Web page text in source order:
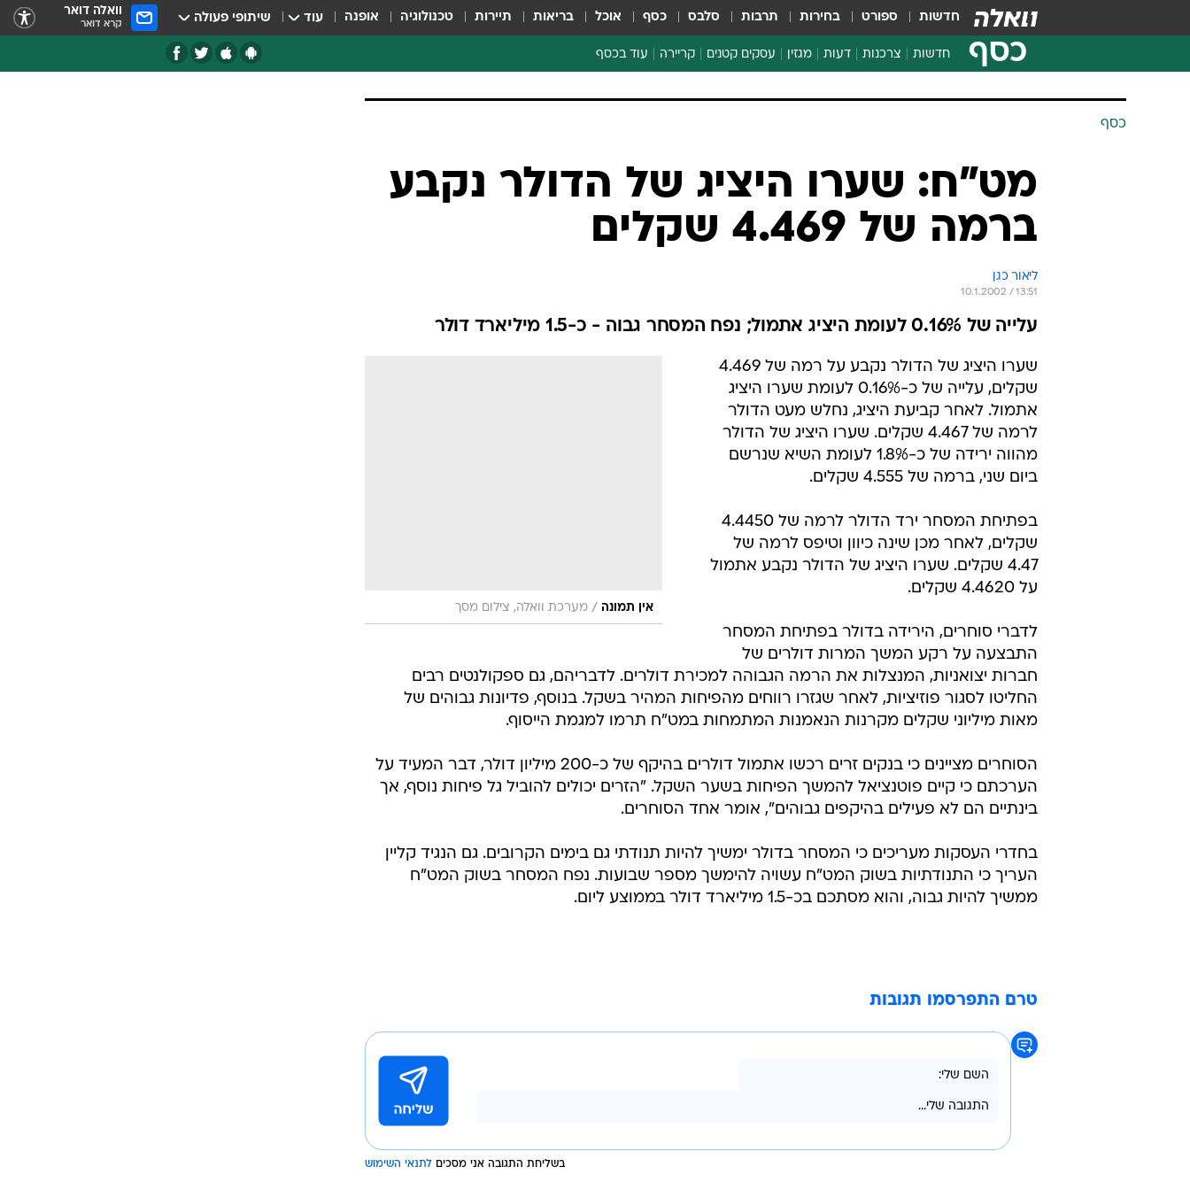
חדשות ספורט בחירות תרבות סלבס כסף אוכל בריאות תיירות טכנולוגיה אופנה עוד שיתופי פעולה וואלה דואר
קרא דואר
כסף חדשות צרכנות
צרכנות פיננסית
דעות מגזין עסקים קטנים קריירה עוד בכסף
קריפטו
ספורט ביזנס
כסף
מט"ח: שערו היציג של הדולר נקבע
ברמה של 4.469 שקלים
ליאור כגן
10.1.2002 / 13:51
עלייה של 0.16% לעומת היציג אתמול; נפח המסחר גבוה - כ-1.5 מיליארד דולר
אין תמונה / מערכת וואלה, צילום מסך
שערו היציג של הדולר נקבע על רמה של 4.469
שקלים, עלייה של כ-0.16% לעומת שערו היציג
אתמול. לאחר קביעת היציג, נחלש מעט הדולר
לרמה של 4.467 שקלים. שערו היציג של הדולר
מהווה ירידה של כ-1.8% לעומת השיא שנרשם
ביום שני, ברמה של 4.555 שקלים.
בפתיחת המסחר ירד הדולר לרמה של 4.4450
שקלים, לאחר מכן שינה כיוון וטיפס לרמה של
4.47 שקלים. שערו היציג של הדולר נקבע אתמול
על 4.4620 שקלים.
לדברי סוחרים, הירידה בדולר בפתיחת המסחר
התבצעה על רקע המשך המרות דולרים של
חברות יצואניות, המנצלות את הרמה הגבוהה למכירת דולרים. לדבריהם, גם ספקולנטים רבים
החליטו לסגור פוזיציות, לאחר שגזרו רווחים מהפיחות המהיר בשקל. בנוסף, פדיונות גבוהים של
מאות מיליוני שקלים מקרנות הנאמנות המתמחות במט"ח תרמו למגמת הייסוף.
הסוחרים מציינים כי בנקים זרים רכשו אתמול דולרים בהיקף של כ-200 מיליון דולר, דבר המעיד על
הערכתם כי קיים פוטנציאל להמשך הפיחות בשער השקל. "הזרים יכולים להוביל גל פיחות נוסף, אך
בינתיים הם לא פעילים בהיקפים גבוהים", אומר אחד הסוחרים.
בחדרי העסקות מעריכים כי המסחר בדולר ימשיך להיות תנודתי גם בימים הקרובים. גם הנגיד קליין
העריך כי התנודתיות בשוק המט"ח עשויה להימשך מספר שבועות. נפח המסחר בשוק המט"ח
ממשיך להיות גבוה, והוא מסתכם בכ-1.5 מיליארד דולר בממוצע ליום.
טרם התפרסמו תגובות
בשליחת התגובה אני מסכים לתנאי השימוש